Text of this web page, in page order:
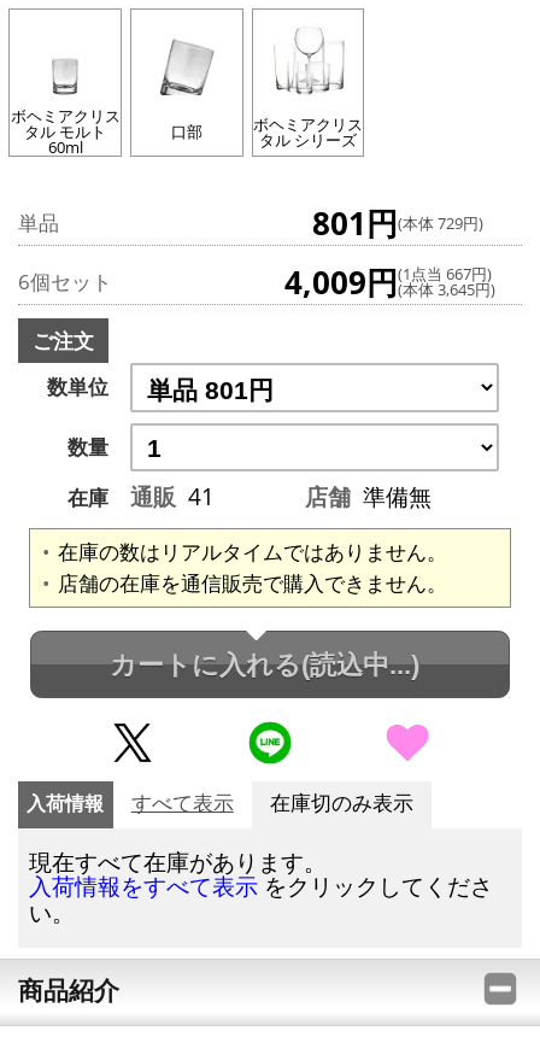
ボヘミアクリス
タル モルト
60ml
口部 ボヘミアクリス
タル シリーズ
単品 801円(本体 729円)
6個セット 4,009円(1点当 667円)
(本体 3,645円)
ご注文
数単位
数量
在庫
通販 41 店舗 準備無
在庫の数はリアルタイムではありません。
店舗の在庫を通信販売で購入できません。
カートに入れる(読込中...)
入荷情報 すべて表示 在庫切のみ表示
現在すべて在庫があります。
入荷情報をすべて表示 をクリックしてくださ
い。
商品紹介